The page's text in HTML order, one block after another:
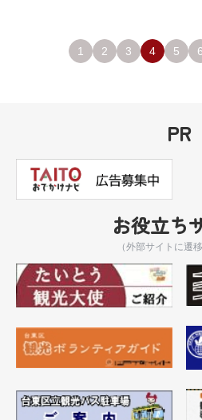
称しました。江戸城鬼門除の守護神ならびに
尊崇され、社地は200石の朱印地を賜り、江戸
1 2 3 4 5 6
PR
お役立ち
（外部サイトに遷